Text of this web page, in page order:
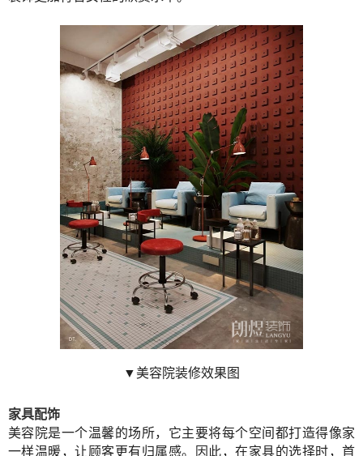
▼美容院装修效果图
家具配饰
美容院是一个温馨的场所，它主要将每个空间都打造得像家
一样温暖，让顾客更有归属感。因此，在家具的选择时，首